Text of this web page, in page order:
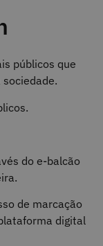
públicos que
do e-balcão
de marcação
digital